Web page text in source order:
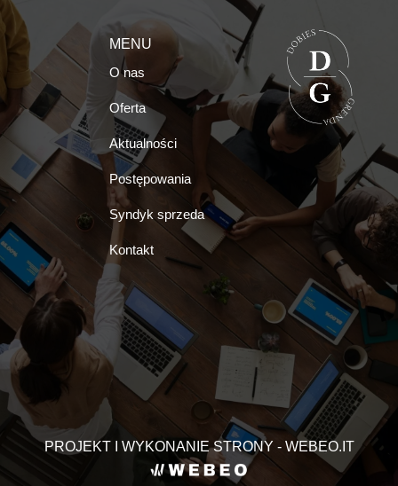
MENU
O nas
Oferta
Aktualności
Postępowania
Syndyk sprzeda
Kontakt
PROJEKT I WYKONANIE STRONY - WEBEO.IT